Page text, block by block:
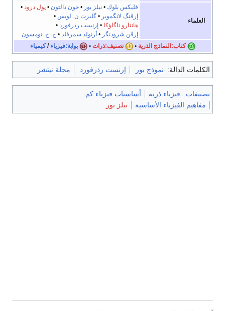
العلماء
فليكس بلوك •نيلز بور •جون دالتون •پول درود •
إرڤنگ لانگموير •گلبرت ن. لويس •
هانتارو ناگاؤكا • إرنست رذرفورد •
إرڤن شرودنگر • أرنولد سمرفلد • ج. ج. تومسون
كتاب:النماذج الذرية • تصنيف:ذرات • بوابة:فيزياء /كيمياء
الكلمات الدالة: نموذج بور إرنست رذرفورد مجلة نيتشر
تصنيفات: فيزياء ذرية
أساسيات فيزياء كم
مفاهيم الفيزياء الأساسية
نيلز بور